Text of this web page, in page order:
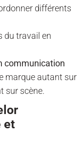
différents
du travail en
communication
marque autant sur
sur scène.
et